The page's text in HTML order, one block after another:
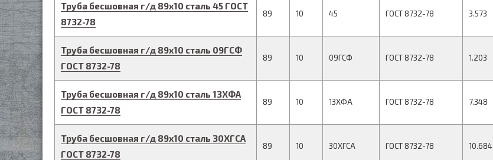
Труба бесшовная г/д 89х10 сталь 45 ГОСТ
8732-78
89 10 45 ГОСТ 8732-78 3.573
Труба бесшовная г/д 89х10 сталь 09ГСФ
ГОСТ 8732-78
89 10 09ГСФ ГОСТ 8732-78 1.203
Труба бесшовная г/д 89х10 сталь 13ХФА
ГОСТ 8732-78
89 10 13ХФА ГОСТ 8732-78 7.348
Труба бесшовная г/д 89х10 сталь 30ХГСА
ГОСТ 8732-78
89 10 30ХГСА ГОСТ 8732-78 10.684